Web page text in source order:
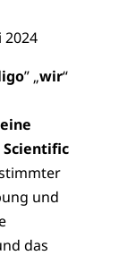
2024
” „wir“
Scientific
und
das